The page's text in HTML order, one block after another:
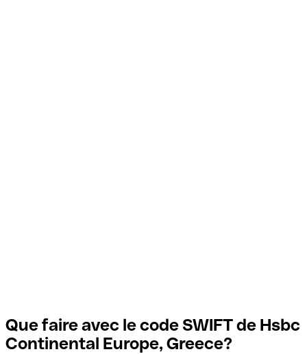
Que faire avec le code SWIFT de Hsbc
Continental Europe, Greece?